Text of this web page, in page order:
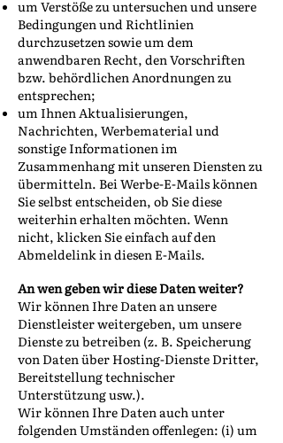
um Verstöße zu untersuchen und unsere
Bedingungen und Richtlinien
durchzusetzen sowie um dem
anwendbaren Recht, den Vorschriften
bzw. behördlichen Anordnungen zu
entsprechen;
um Ihnen Aktualisierungen,
Nachrichten, Werbematerial und
sonstige Informationen im
Zusammenhang mit unseren Diensten zu
übermitteln. Bei Werbe-E-Mails können
Sie selbst entscheiden, ob Sie diese
weiterhin erhalten möchten. Wenn
nicht, klicken Sie einfach auf den
Abmeldelink in diesen E-Mails.
An wen geben wir diese Daten weiter?
Wir können Ihre Daten an unsere
Dienstleister weitergeben, um unsere
Dienste zu betreiben (z. B. Speicherung
von Daten über Hosting-Dienste Dritter,
Bereitstellung technischer
Unterstützung usw.).
Wir können Ihre Daten auch unter
folgenden Umständen offenlegen: (i) um